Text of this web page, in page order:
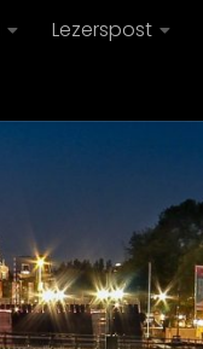
Lezerspost